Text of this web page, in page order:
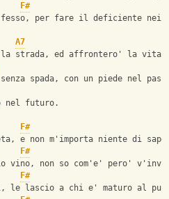
F#
fesso, per fare il deficiente nei
A7
la strada, ed affrontero' la vita a
spada, con un piede nel
nel futuro.
F#
e non m'importa niente di
F#
vino, non so com'e' pero'
F#
le lascio a chi e' maturo al